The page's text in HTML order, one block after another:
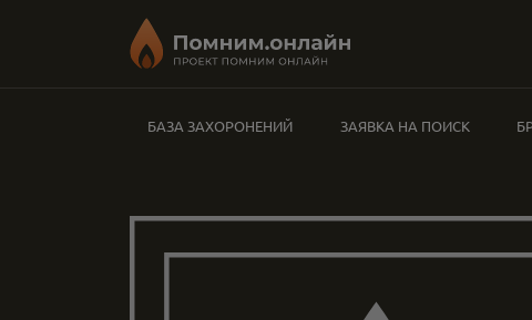
БАЗА ЗАХОРОНЕНИЙ ЗАЯВКА НА ПОИСК